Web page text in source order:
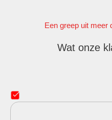
Een greep uit meer
Wat onze